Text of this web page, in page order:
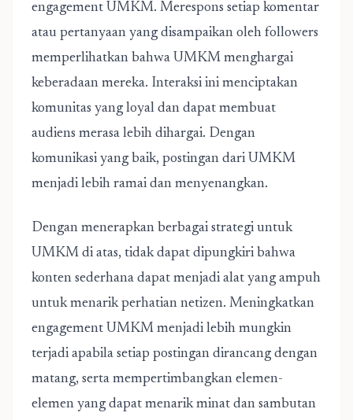
engagement UMKM. Merespons setiap komentar
atau pertanyaan yang disampaikan oleh followers
memperlihatkan bahwa UMKM menghargai
keberadaan mereka. Interaksi ini menciptakan
komunitas yang loyal dan dapat membuat
audiens merasa lebih dihargai. Dengan
komunikasi yang baik, postingan dari UMKM
menjadi lebih ramai dan menyenangkan.
Dengan menerapkan berbagai strategi untuk
UMKM di atas, tidak dapat dipungkiri bahwa
konten sederhana dapat menjadi alat yang ampuh
untuk menarik perhatian netizen. Meningkatkan
engagement UMKM menjadi lebih mungkin
terjadi apabila setiap postingan dirancang dengan
matang, serta mempertimbangkan elemen-
elemen yang dapat menarik minat dan sambutan